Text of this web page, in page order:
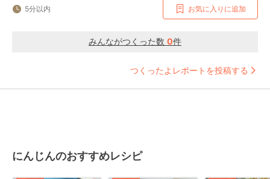
5分以内 お気に入りに追加
みんながつくった数 0件
つくったよレポートを投稿する
にんじんのおすすめレシピ